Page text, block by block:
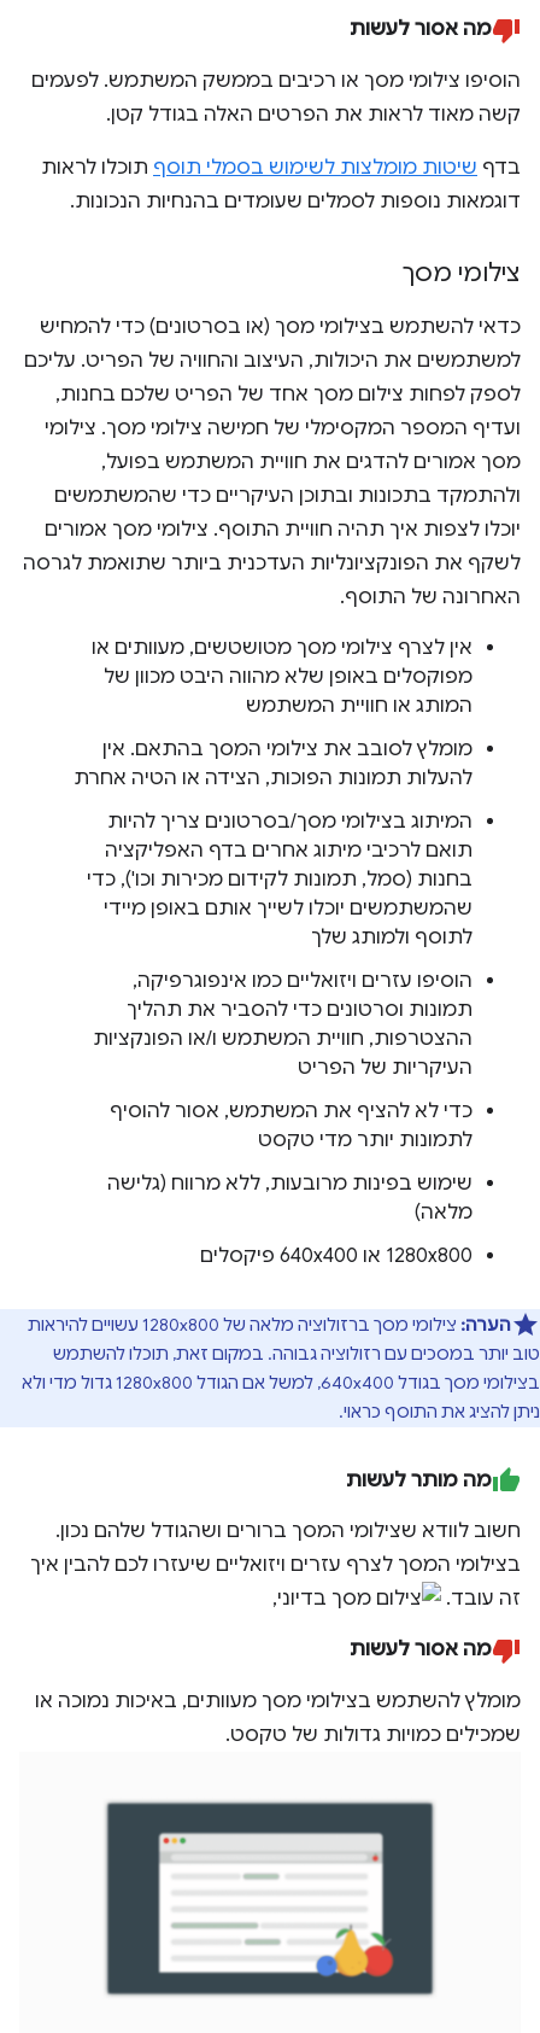
מה אסור לעשות
הוסיפו צילומי מסך או רכיבים בממשק המשתמש. לפעמים
קשה מאוד לראות את הפרטים האלה בגודל קטן.
בדף שיטות מומלצות לשימוש בסמלי תוסף תוכלו לראות
דוגמאות נוספות לסמלים שעומדים בהנחיות הנכונות.
צילומי מסך
כדאי להשתמש בצילומי מסך (או בסרטונים) כדי להמחיש
למשתמשים את היכולות, העיצוב והחוויה של הפריט. עליכם
לספק לפחות צילום מסך אחד של הפריט שלכם בחנות,
ועדיף המספר המקסימלי של חמישה צילומי מסך. צילומי
מסך אמורים להדגים את חוויית המשתמש בפועל,
ולהתמקד בתכונות ובתוכן העיקריים כדי שהמשתמשים
יוכלו לצפות איך תהיה חוויית התוסף. צילומי מסך אמורים
לשקף את הפונקציונליות העדכנית ביותר שתואמת לגרסה
האחרונה של התוסף.
אין לצרף צילומי מסך מטושטשים, מעוותים או
מפוקסלים באופן שלא מהווה היבט מכוון של
המותג או חוויית המשתמש
מומלץ לסובב את צילומי המסך בהתאם. אין
להעלות תמונות הפוכות, הצידה או הטיה אחרת
המיתוג בצילומי מסך/בסרטונים צריך להיות
תואם לרכיבי מיתוג אחרים בדף האפליקציה
בחנות (סמל, תמונות לקידום מכירות וכו'), כדי
שהמשתמשים יוכלו לשייך אותם באופן מיידי
לתוסף ולמותג שלך
הוסיפו עזרים ויזואליים כמו אינפוגרפיקה,
תמונות וסרטונים כדי להסביר את תהליך
ההצטרפות, חוויית המשתמש ו/או הפונקציות
העיקריות של הפריט
כדי לא להציף את המשתמש, אסור להוסיף
לתמונות יותר מדי טקסט
שימוש בפינות מרובעות, ללא מרווח (גלישה
מלאה)
1280x800 או 640x400 פיקסלים
הערה:
צילומי מסך ברזולוציה מלאה של 1280x800 עשויים להיראות
טוב יותר במסכים עם רזולוציה גבוהה. במקום זאת, תוכלו להשתמש
בצילומי מסך בגודל 640x400, למשל אם הגודל 1280x800 גדול מדי ולא
ניתן להציג את התוסף כראוי.
מה מותר לעשות
חשוב לוודא שצילומי המסך ברורים ושהגודל שלהם נכון.
בצילומי המסך לצרף עזרים ויזואליים שיעזרו לכם להבין איך
זה עובד.
מה אסור לעשות
מומלץ להשתמש בצילומי מסך מעוותים, באיכות נמוכה או
שמכילים כמויות גדולות של טקסט.